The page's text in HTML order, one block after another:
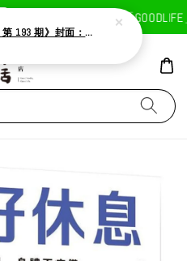
首次註冊輸入折扣碼「GOODLIFE
《大誌雜誌 4月號 第 193 期》封面：Solar 頌樂